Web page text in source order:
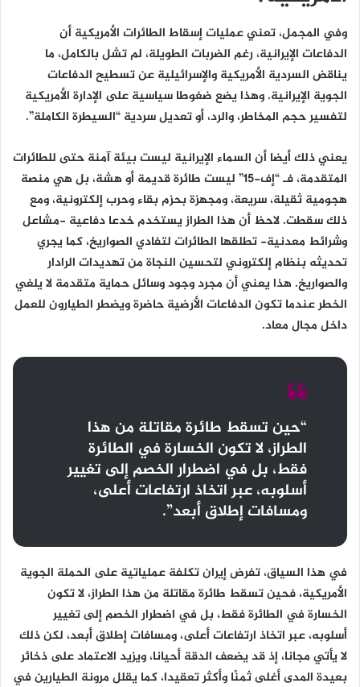
وفي المجمل، تعني عمليات إسقاط الطائرات الأمريكية أن
الدفاعات الإيرانية، رغم الضربات الطويلة، لم تشل بالكامل، ما
يناقض السردية الأمريكية والإسرائيلية عن تسطيح الدفاعات
الجوية الإيرانية. وهذا يضع ضغوطا سياسية على الإدارة الأمريكية
لتفسير حجم المخاطر، والرد، أو تعديل سردية “السيطرة الكاملة”.
يعني ذلك أيضا أن السماء الإيرانية ليست بيئة آمنة حتى للطائرات
المتقدمة، فـ “إف-15” ليست طائرة قديمة أو هشة، بل هي منصة
هجومية ثقيلة، سريعة، ومجهزة بحزم بقاء وحرب إلكترونية، ومع
ذلك سقطت. لاحظ أن هذا الطراز يستخدم خدعا دفاعية -مشاعل
وشرائط معدنية- تطلقها الطائرات لتفادي الصواريخ، كما يجري
تحديثه بنظام إلكتروني لتحسين النجاة من تهديدات الرادار
والصواريخ. هذا يعني أن مجرد وجود وسائل حماية متقدمة لا يلغي
الخطر عندما تكون الدفاعات الأرضية حاضرة ويضطر الطيارون للعمل
داخل مجال معاد.
“حين تسقط طائرة مقاتلة من هذا
الطراز، لا تكون الخسارة في الطائرة
فقط، بل في اضطرار الخصم إلى تغيير
أسلوبه، عبر اتخاذ ارتفاعات أعلى،
ومسافات إطلاق أبعد”.
في هذا السياق، تفرض إيران تكلفة عملياتية على الحملة الجوية
الأمريكية، فحين تسقط طائرة مقاتلة من هذا الطراز، لا تكون
الخسارة في الطائرة فقط، بل في اضطرار الخصم إلى تغيير
أسلوبه، عبر اتخاذ ارتفاعات أعلى، ومسافات إطلاق أبعد، لكن ذلك
لا يأتي مجانا، إذ قد يضعف الدقة أحيانا، ويزيد الاعتماد على ذخائر
بعيدة المدى أغلى ثمنًا وأكثر تعقيدا، كما يقلل مرونة الطيارين في